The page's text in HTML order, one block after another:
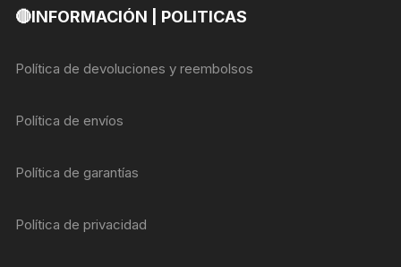
🔴INFORMACIÓN | POLITICAS
Política de devoluciones y reembolsos
Política de envíos
Política de garantías
Política de privacidad